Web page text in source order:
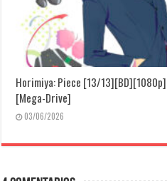
Horimiya: Piece [13/
[Mega-Drive]
03/06/2026